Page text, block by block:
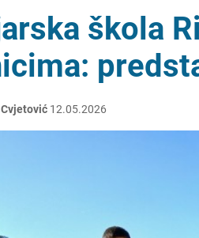
škola
12.05.2026